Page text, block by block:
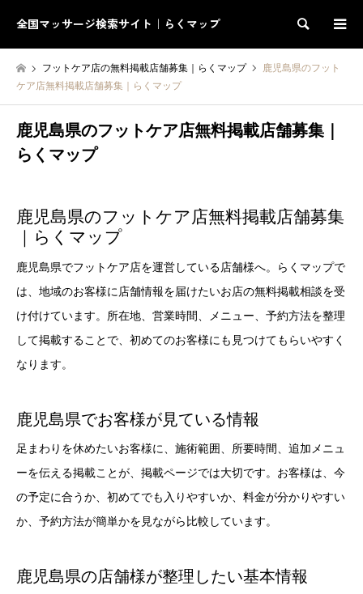
全国マッサージ検索サイト｜らくマップ 検索
フットケア店の無料掲載店舗募集｜らくマップ
鹿児島県のフット
ケア店無料掲載店舗募集｜らくマップ
鹿児島県のフットケア店無料掲載店舗募集｜
らくマップ
鹿児島県のフットケア店無料掲載店舗募集
｜らくマップ
鹿児島県でフットケア店を運営している店舗様へ。らくマップで
は、地域のお客様に店舗情報を届けたいお店の無料掲載相談を受
け付けています。所在地、営業時間、メニュー、予約方法を整理
して掲載することで、初めてのお客様にも見つけてもらいやすく
なります。
鹿児島県でお客様が見ている情報
足まわりを休めたいお客様に、施術範囲、所要時間、追加メニュ
ーを伝える掲載ことが、掲載ページでは大切です。お客様は、今
の予定に合うか、初めてでも入りやすいか、料金が分かりやすい
か、予約方法が簡単かを見ながら比較しています。
鹿児島県の店舗様が整理したい基本情報